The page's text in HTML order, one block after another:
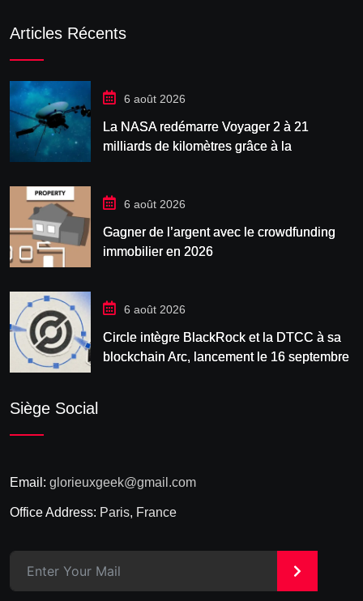
Articles Récents
6 août 2026
La NASA redémarre Voyager 2 à 21
milliards de kilomètres grâce à la
6 août 2026
Gagner de l’argent avec le crowdfunding
immobilier en 2026
6 août 2026
Circle intègre BlackRock et la DTCC à sa
blockchain Arc, lancement le 16 septembre
Siège Social
Email: glorieuxgeek@gmail.com
Office Address: Paris, France
>